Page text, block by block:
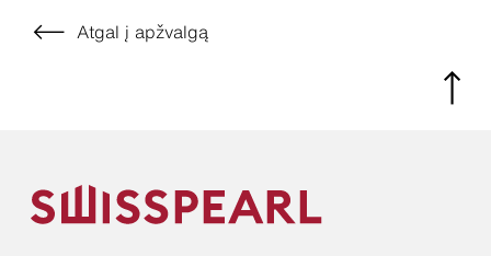
Atgal į apžvalgą